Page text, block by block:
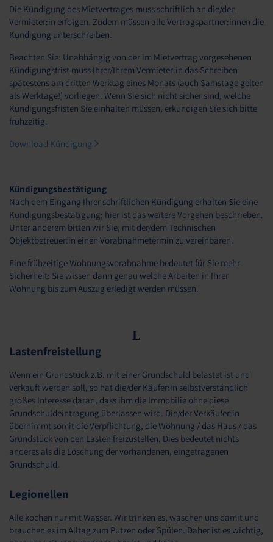
Die Kündigung des Mietvertrages muss schriftlich an die/den
Vermieter:in erfolgen. Zudem müssen alle Vertragspartner:innen die
Kündigung unterschreiben.
Beachten Sie: Unabhängig von der im Mietvertrag vorgesehenen
Kündigungsfrist muss Ihrer/Ihrem Vermieter:in das Schreiben
spätestens am dritten Werktag eines Monats (auch Samstage gelten
als Werktage!) vorliegen. Wenn Sie sich nicht sicher sind, welche
Kündigungsfristen Sie einhalten müssen, erkundigen Sie sich bitte
frühzeitig.
Download Kündigung
Kündigungsbestätigung
Nach dem Eingang Ihrer schriftlichen Kündigung erhalten Sie eine
Kündigungsbestätigung; hier ist das weitere Vorgehen beschrieben.
Unter anderem bitten wir Sie, mit der/dem Technischen
Objektbetreuer:in einen Vorabnahmetermin zu vereinbaren.
Eine frühzeitige Wohnungsvorabnahme bedeutet für Sie mehr
Sicherheit: Sie wissen dann genau welche Arbeiten in Ihrer
Wohnung bis zum Auszug erledigt werden müssen.
L
Lastenfreistellung
Wenn ein Grundstück z.B. mit einer Grundschuld belastet ist und
verkauft werden soll, so hat die/der Käufer:in selbstverständlich
großes Interesse daran, dass ihm die Immobilie ohne diese
Grundschuldeintragung überlassen wird. Die/der Verkäufer:in
übernimmt somit die Verpflichtung, die Wohnung / das Haus / das
Grundstück von den Lasten freizustellen. Dies bedeutet nichts
anderes als die Löschung der vorhandenen, eingetragenen
Grundschuld.
Legionellen
Alle kochen nur mit Wasser. Wir trinken es, waschen uns damit und
brauchen es im Alltag zum Putzen oder Spülen. Daher ist es wichtig,